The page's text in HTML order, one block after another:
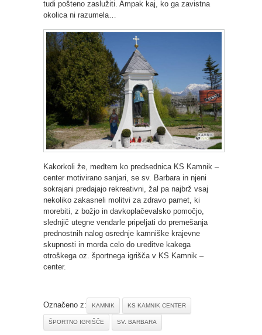
tudi pošteno zaslužiti. Ampak kaj, ko ga zavistna
okolica ni razumela…
Kakorkoli že, medtem ko predsednica KS Kamnik –
center motivirano sanjari, se sv. Barbara in njeni
sokrajani predajajo rekreativni, žal pa najbrž vsaj
nekoliko zakasneli molitvi za zdravo pamet, ki
morebiti, z božjo in davkoplačevalsko pomočjo,
slednjič utegne vendarle pripeljati do premešanja
prednostnih nalog osrednje kamniške krajevne
skupnosti in morda celo do ureditve kakega
otroškega oz. športnega igrišča v KS Kamnik –
center.
Označeno z: KAMNIK KS KAMNIK CENTER
ŠPORTNO IGRIŠČE SV. BARBARA